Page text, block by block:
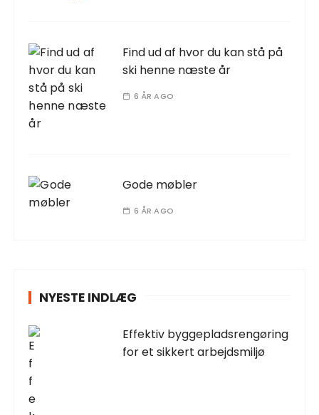
Find ud af hvor du kan stå på
ski henne næste år
6 ÅR AGO
Gode møbler
6 ÅR AGO
NYESTE INDLÆG
Effektiv byggepladsrengøring
for et sikkert arbejdsmiljø